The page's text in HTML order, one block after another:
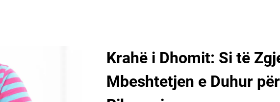
Krahë i Dhomit: Si të
Mbeshtetjen e Duhur